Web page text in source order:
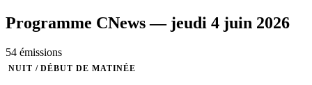
Programme CNews— jeudi 4 juin 2026
54 émissions
NUIT / DÉBUT DE MATINÉE